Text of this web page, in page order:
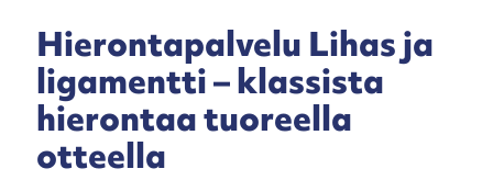
Hierontapalvelu Lihas ja
ligamentti – klassista
hierontaa tuoreella
otteella